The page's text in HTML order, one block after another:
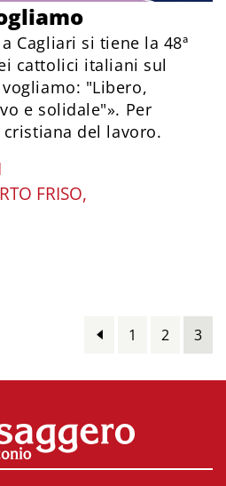
Cagliari si tiene la 48ª
cattolici italiani sul
"Libero,
e solidale"». Per
del lavoro.
FRISO
1 2 3